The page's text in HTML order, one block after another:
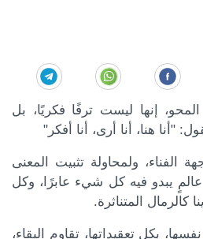
إنها ليست ترفًا فكريًا، بل
"أنا هنا، أنا أرى، أنا أفكر"
ولمحاولة تثبيت المعنى
عالمٍ يبدو فيه كل شيء عابرًا، وكل
المتناثرة.
بكل تعقيداتها، تقاوم البقاء،